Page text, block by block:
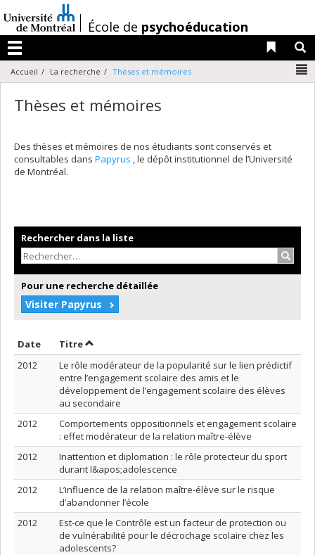
au
contenu
/École de psychoéducation
Menu
Liens
Accueil La recherche Thèses et mémoires
Thèses et mémoires
Des thèses et mémoires de nos étudiants sont conservés et
consultables dans Papyrus , le dépôt institutionnel de l’Université
de Montréal.
Rechercher dans la liste
Pour une recherche détaillée
Visiter Papyrus
Date Trier par date en ordre croissant
TitreTrier par titre en ordre croissant
2012
Le rôle modérateur de la popularité sur le lien prédictif
entre l’engagement scolaire des amis et le
développement de l’engagement scolaire des élèves
au secondaire
2012
Comportements oppositionnels et engagement scolaire
: effet modérateur de la relation maître-élève
2012
Inattention et diplomation : le rôle protecteur du sport
durant l&apos;adolescence
2012
L’influence de la relation maître-élève sur le risque
d’abandonner l’école
2012
Est-ce que le Contrôle est un facteur de protection ou
de vulnérabilité pour le décrochage scolaire chez les
adolescents?